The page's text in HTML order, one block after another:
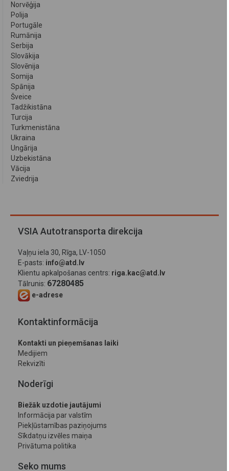
Norvēģija
Polija
Portugāle
Rumānija
Serbija
Slovākija
Slovēnija
Somija
Spānija
Šveice
Tadžikistāna
Turcija
Turkmenistāna
Ukraina
Ungārija
Uzbekistāna
Vācija
Zviedrija
VSIA Autotransporta direkcija
Vaļņu iela 30, Rīga, LV-1050
E-pasts: info@atd.lv
Klientu apkalpošanas centrs: riga.kac@atd.lv
Tālrunis: 67280485
e-adrese
Kontaktinformācija
Kontakti un pieņemšanas laiki
Medijiem
Rekvizīti
Noderīgi
Biežāk uzdotie jautājumi
Informācija par valstīm
Piekļūstamības paziņojums
Sīkdatņu izvēles maiņa
Privātuma politika
Seko mums